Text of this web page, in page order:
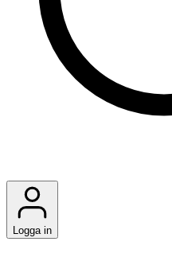
Logga in